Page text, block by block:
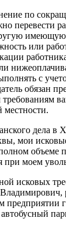
по
перевести
или
с
обязан
дела в
мои
объеме
при моем
исковых
предприятии